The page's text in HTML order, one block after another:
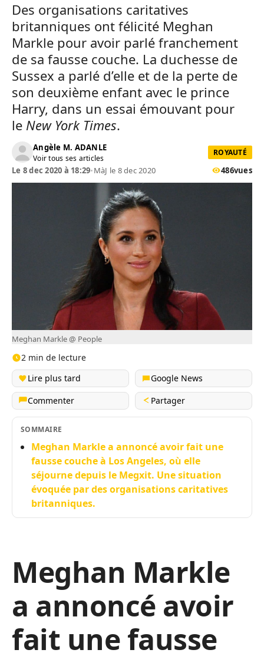
Des organisations caritatives
britanniques ont félicité Meghan
Markle pour avoir parlé franchement
de sa fausse couche. La duchesse de
Sussex a parlé d’elle et de la perte de
son deuxième enfant avec le prince
Harry, dans un essai émouvant pour
le New York Times.
Angèle M. ADANLE
Voir tous ses articles
ROYAUTÉ
Le 8 dec 2020 à 18:29•MàJ le 8 dec 2020 486vues
Meghan Markle @ People
2 min de lecture
Lire plus tard
Google News
Commenter
Partager
SOMMAIRE
Meghan Markle a annoncé avoir fait une
fausse couche à Los Angeles, où elle
séjourne depuis le Megxit. Une situation
évoquée par des organisations caritatives
britanniques.
Meghan Markle
a annoncé avoir
fait une fausse